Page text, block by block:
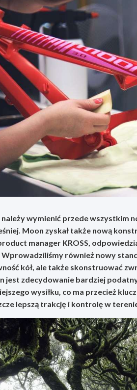
wymienić przede wszystkim
Moon zyskał także nową
manager KROSS,
Wprowadziliśmy również nowy
kół, ale także skonstruować
zdecydowanie bardziej
wysiłku, co ma przecież
lepszą trakcję i kontrolę w